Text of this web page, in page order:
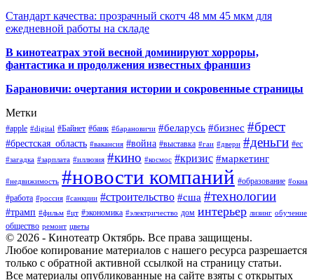
Стандарт качества: прозрачный скотч 48 мм 45 мкм для
ежедневной работы на складе
В кинотеатрах этой весной доминируют хорроры,
фантастика и продолжения известных франшиз
Барановичи: очертания истории и сокровенные страницы
Метки
#apple #digital #Байнет #банк #барановичи #беларусь #бизнес #брест
#брестская_область #вакансия #война #выставка #гаи #двери #деньги #ес
#загадка #зарплата #иллюзия #кино #космос #кризис #маркетинг
#недвижимость #новости компаний #образование #окна
#работа #россия #санкции #строительство #сша #технологии
#трамп #фильм #цт #экономика #электричество дом интерьер лизинг обучение
общество ремонт цветы
© 2026 - Кинотеатр Октябрь. Все права защищены.
Любое копирование материалов с нашего ресурса разрешается
только с обратной активной ссылкой на страницу статьи.
Все материалы опубликованные на сайте взяты с открытых